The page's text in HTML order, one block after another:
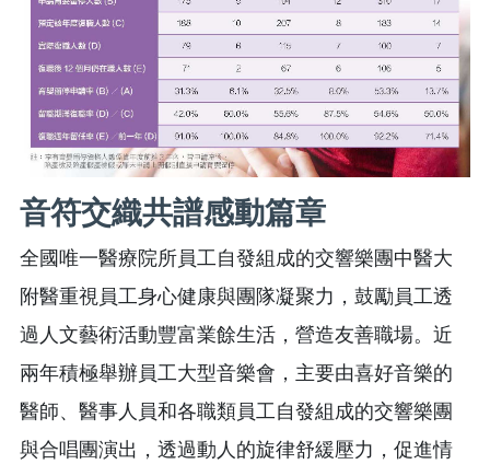
音符交織共譜感動篇章
全國唯一醫療院所員工自發組成的交響樂團中醫大
附醫重視員工身心健康與團隊凝聚力，鼓勵員工透
過人文藝術活動豐富業餘生活，營造友善職場。近
兩年積極舉辦員工大型音樂會，主要由喜好音樂的
醫師、醫事人員和各職類員工自發組成的交響樂團
與合唱團演出，透過動人的旋律舒緩壓力，促進情